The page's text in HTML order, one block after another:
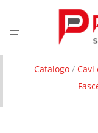
Catalogo / Cavi